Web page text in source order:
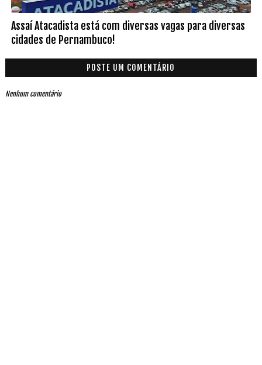
Assaí Atacadista está com diversas vagas para diversas
cidades de Pernambuco!
POSTE UM COMENTÁRIO
Nenhum comentário